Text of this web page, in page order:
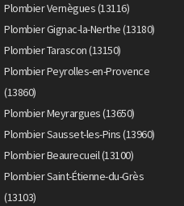
Plombier Vernègues (13116)
Plombier Gignac-la-Nerthe (13180)
Plombier Tarascon (13150)
Plombier Peyrolles-en-Provence
(13860)
Plombier Meyrargues (13650)
Plombier Sausset-les-Pins (13960)
Plombier Beaurecueil (13100)
Plombier Saint-Étienne-du-Grès
(13103)